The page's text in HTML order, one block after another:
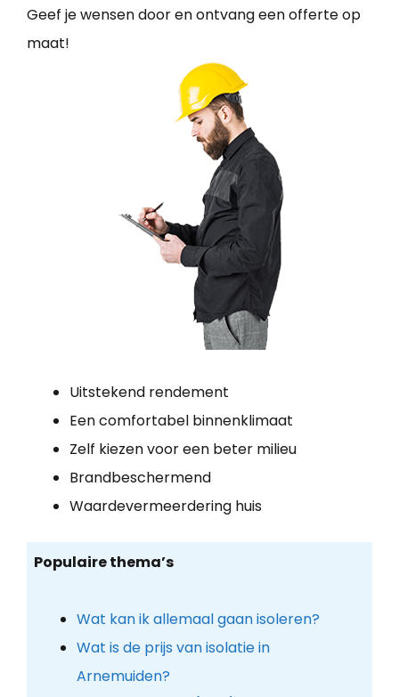
Geef je wensen door en ontvang een offerte op
maat!
Uitstekend rendement
Een comfortabel binnenklimaat
Zelf kiezen voor een beter milieu
Brandbeschermend
Waardevermeerdering huis
Populaire thema’s
Wat kan ik allemaal gaan isoleren?
Wat is de prijs van isolatie in
Arnemuiden?